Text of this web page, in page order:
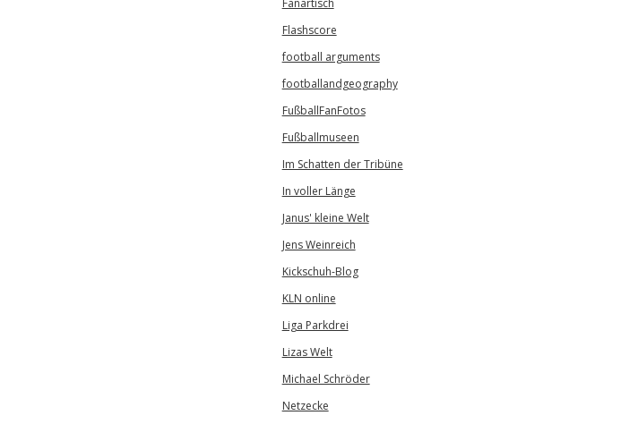
Fanartisch
Flashscore
football arguments
footballandgeography
FußballFanFotos
Fußballmuseen
Im Schatten der Tribüne
In voller Länge
Janus' kleine Welt
Jens Weinreich
Kickschuh-Blog
KLN online
Liga Parkdrei
Lizas Welt
Michael Schröder
Netzecke